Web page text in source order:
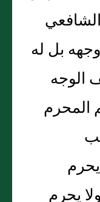
بل له
الوجه
المحرم
يحرم